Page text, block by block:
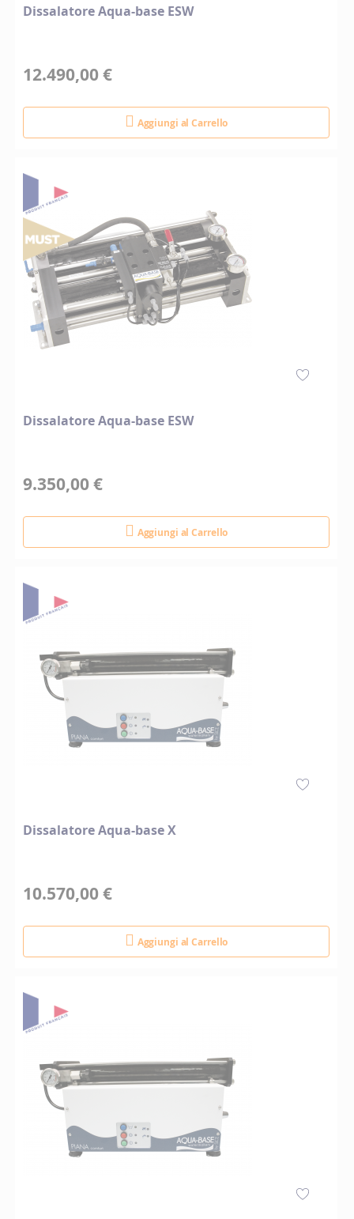
Dissalatore Aqua-base ESW
12.490,00 €
Aggiungi al Carrello
Dissalatore Aqua-base ESW
9.350,00 €
Aggiungi al Carrello
Dissalatore Aqua-base X
10.570,00 €
Aggiungi al Carrello